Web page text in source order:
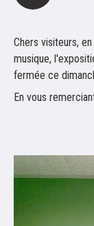
Chers visiteurs,
musique,
fermée ce
En vous